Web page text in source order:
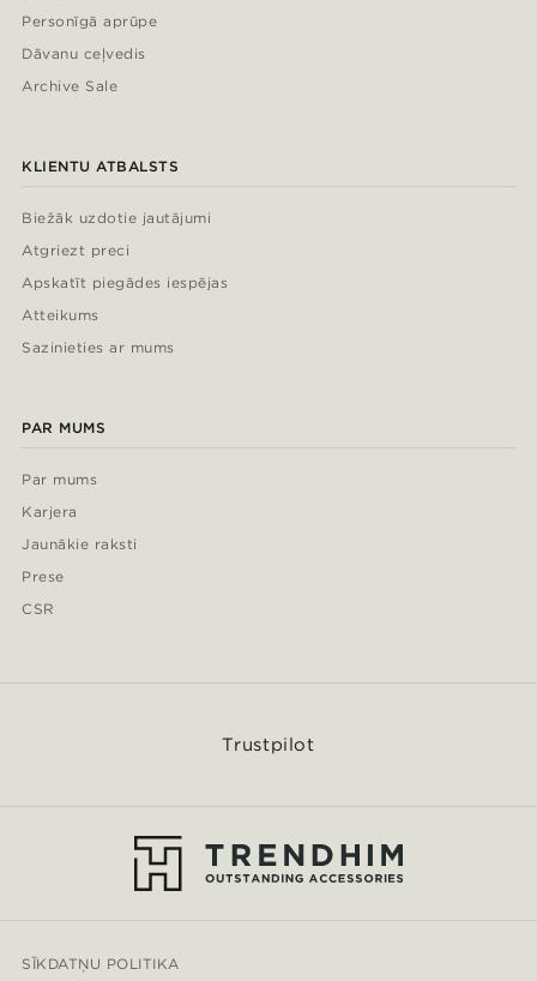
Personīgā aprūpe
Dāvanu ceļvedis
Archive Sale
KLIENTU ATBALSTS
Biežāk uzdotie jautājumi
Atgriezt preci
Apskatīt piegādes iespējas
Atteikums
Sazinieties ar mums
PAR MUMS
Par mums
Karjera
Jaunākie raksti
Prese
CSR
Trustpilot
SĪKDATŅU POLITIKA